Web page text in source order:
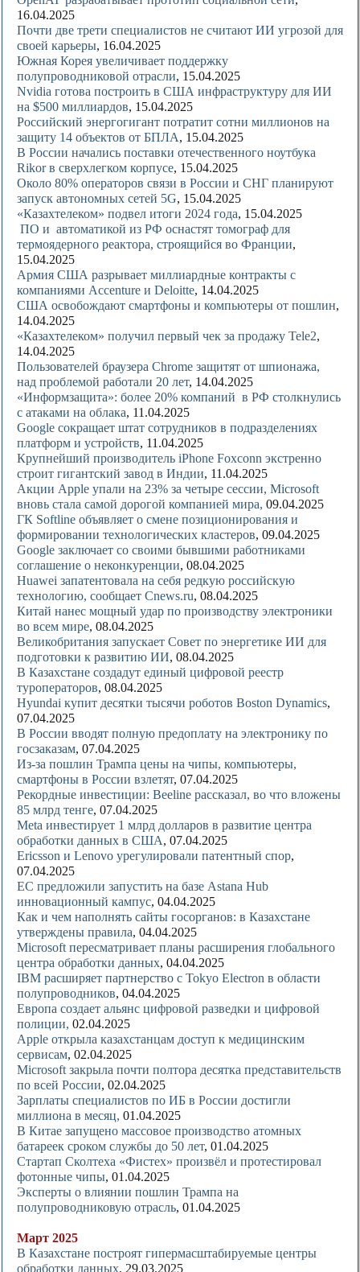
16.04.2025
Почти две трети специалистов не считают ИИ угрозой для
своей карьеры, 16.04.2025
Южная Корея увеличивает поддержку
полупроводниковой отрасли, 15.04.2025
Nvidia готова построить в США инфраструктуру для ИИ
на $500 миллиардов, 15.04.2025
Российский энергогигант потратит сотни миллионов на
защиту 14 объектов от БПЛА, 15.04.2025
В России начались поставки отечественного ноутбука
Rikor в сверхлегком корпусе, 15.04.2025
Около 80% операторов связи в России и СНГ планируют
запуск автономных сетей 5G, 15.04.2025
«Казахтелеком» подвел итоги 2024 года, 15.04.2025
ПО и автоматикой из РФ оснастят томограф для
термоядерного реактора, строящийся во Франции,
15.04.2025
Армия США разрывает миллиардные контракты с
компаниями Accenture и Deloitte, 14.04.2025
США освобождают смартфоны и компьютеры от пошлин,
14.04.2025
«Казахтелеком» получил первый чек за продажу Tele2,
14.04.2025
Пользователей браузера Chrome защитят от шпионажа,
над проблемой работали 20 лет, 14.04.2025
«Информзащита»: более 20% компаний в РФ столкнулись
с атаками на облака, 11.04.2025
Google сокращает штат сотрудников в подразделениях
платформ и устройств, 11.04.2025
Крупнейший производитель iPhone Foxconn экстренно
строит гигантский завод в Индии, 11.04.2025
Акции Apple упали на 23% за четыре сессии, Microsoft
вновь стала самой дорогой компанией мира, 09.04.2025
ГК Softline объявляет о смене позиционирования и
формировании технологических кластеров, 09.04.2025
Google заключает со своими бывшими работниками
соглашение о неконкуренции, 08.04.2025
Huawei запатентовала на себя редкую российскую
технологию, сообщает Cnews.ru, 08.04.2025
Китай нанес мощный удар по производству электроники
во всем мире, 08.04.2025
Великобритания запускает Совет по энергетике ИИ для
подготовки к развитию ИИ, 08.04.2025
В Казахстане создадут единый цифровой реестр
туроператоров, 08.04.2025
Hyundai купит десятки тысячи роботов Boston Dynamics,
07.04.2025
В России вводят полную предоплату на электронику по
госзаказам, 07.04.2025
Из-за пошлин Трампа цены на чипы, компьютеры,
смартфоны в России взлетят, 07.04.2025
Рекордные инвестиции: Beeline рассказал, во что вложены
85 млрд тенге, 07.04.2025
Meta инвестирует 1 млрд долларов в развитие центра
обработки данных в США, 07.04.2025
Ericsson и Lenovo урегулировали патентный спор,
07.04.2025
ЕС предложили запустить на базе Astana Hub
инновационный кампус, 04.04.2025
Как и чем наполнять сайты госорганов: в Казахстане
утверждены правила, 04.04.2025
Microsoft пересматривает планы расширения глобального
центра обработки данных, 04.04.2025
IBM расширяет партнерство с Tokyo Electron в области
полупроводников, 04.04.2025
Европа создает альянс цифровой разведки и цифровой
полиции, 02.04.2025
Apple открыла казахстанцам доступ к медицинским
сервисам, 02.04.2025
Microsoft закрыла почти полтора десятка представительств
по всей России, 02.04.2025
Зарплаты специалистов по ИБ в России достигли
миллиона в месяц, 01.04.2025
В Китае запущено массовое производство атомных
батареек сроком службы до 50 лет, 01.04.2025
Стартап Сколтеха «Фистех» произвёл и протестировал
фотонные чипы, 01.04.2025
Эксперты о влиянии пошлин Трампа на
полупроводниковую отрасль, 01.04.2025
Март 2025
В Казахстане построят гипермасштабируемые центры
обработки данных, 29.03.2025